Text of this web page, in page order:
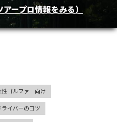
ープロ情報をみる）
性ゴルファー向け
ライバーのコツ